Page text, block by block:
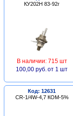
КУ202Н 83-92г
В наличии: 715 шт
100,00 руб. от 1 шт
Код: 12631
CR-1/4W-4,7 КОМ-5%